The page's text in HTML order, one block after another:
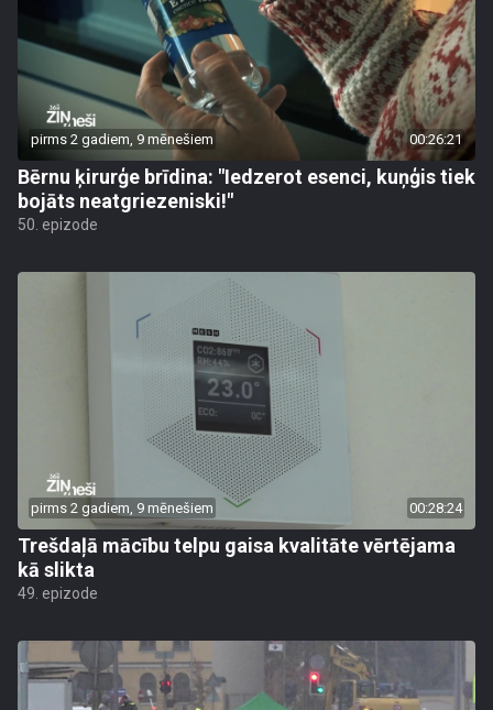
pirms 2 gadiem, 9 mēnešiem 00:26:21
Bērnu ķirurģe brīdina: "Iedzerot esenci, kuņģis tiek
bojāts neatgriezeniski!"
50. epizode
pirms 2 gadiem, 9 mēnešiem 00:28:24
Trešdaļā mācību telpu gaisa kvalitāte vērtējama
kā slikta
49. epizode